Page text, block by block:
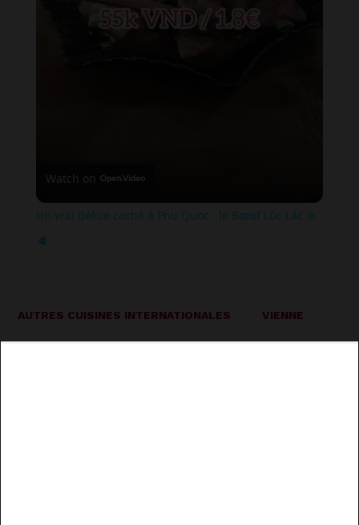
Video
Watch on
Un vrai délice caché à Phu Quoc : le Bœuf Lúc Lắc 🍚
🥩
AUTRES CUISINES INTERNATIONALES VIENNE